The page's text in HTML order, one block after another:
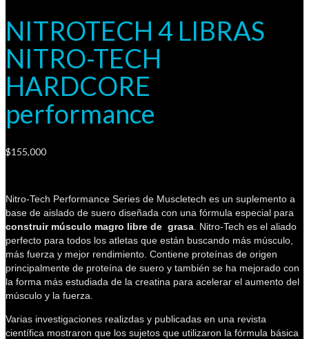
NITROTECH 4 LIBRAS
NITRO-TECH
HARDCORE
performance
$155,000
Nitro-Tech Performance Series de Muscletech es un suplemento a
base de aislado de suero diseñada con una fórmula especial para
construir músculo magro libre de grasa . Nitro-Tech es el aliado
perfecto para todos los atletas que están buscando más músculo,
más fuerza y mejor rendimiento. Contiene proteínas de origen
principalmente de proteína de suero y también se ha mejorado con
la forma más estudiada de la creatina para acelerar el aumento del
músculo y la fuerza.
Varias investigaciones realizdas y publicadas en una revista
científica mostraron que los sujetos que utilizaron la fórmula básica